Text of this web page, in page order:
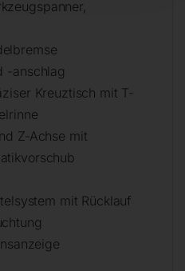
-anschlag
Kreuztisch mit T-
Z-Achse mit
mit Rücklauf